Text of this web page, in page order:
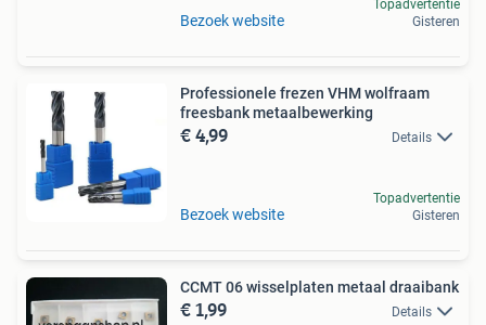
Bezoek website
Topadvertentie
Gisteren
Professionele frezen VHM wolfraam
freesbank metaalbewerking
€ 4,99 Details
Bezoek website
Topadvertentie
Gisteren
CCMT 06 wisselplaten metaal draaibank
€ 1,99 Details